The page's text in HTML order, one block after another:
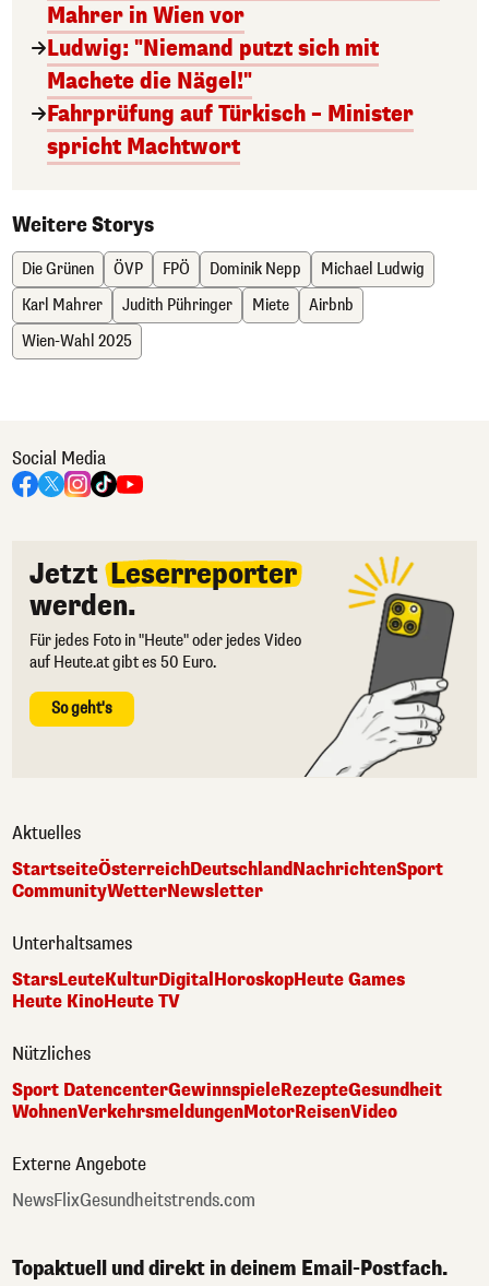
Mahrer in Wien vor
Ludwig: "Niemand putzt sich mit
Machete die Nägel!"
Fahrprüfung auf Türkisch – Minister
spricht Machtwort
Weitere Storys
Die Grünen ÖVP FPÖ Dominik Nepp
Michael Ludwig
Karl Mahrer
Judith Pühringer Miete
Airbnb
Wien-Wahl 2025
Social Media
Jetzt Leserreporter
werden.
Für jedes Foto in "Heute" oder jedes Video
auf Heute.at gibt es 50 Euro.
So geht's
Aktuelles
StartseiteÖsterreichDeutschlandNachrichtenSport
CommunityWetterNewsletter
Unterhaltsames
StarsLeuteKulturDigitalHoroskopHeute Games
Heute KinoHeute TV
Nützliches
Sport DatencenterGewinnspieleRezepteGesundheit
WohnenVerkehrsmeldungenMotorReisenVideo
Externe Angebote
NewsFlixGesundheitstrends.com
Topaktuell und direkt in deinem Email-Postfach.